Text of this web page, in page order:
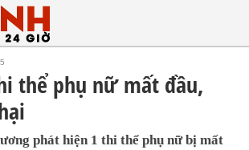
thể phụ nữ mất đầu,
phát hiện 1 thi thể phụ nữ bị mất